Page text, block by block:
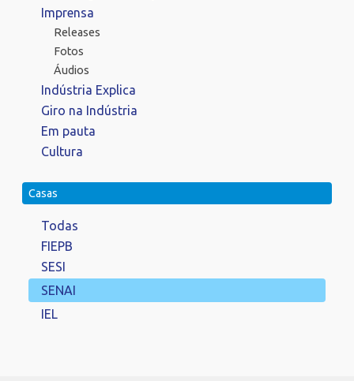
Imprensa
Releases
Fotos
Áudios
Indústria Explica
Giro na Indústria
Em pauta
Cultura
Casas
Todas
FIEPB
SESI
SENAI
IEL